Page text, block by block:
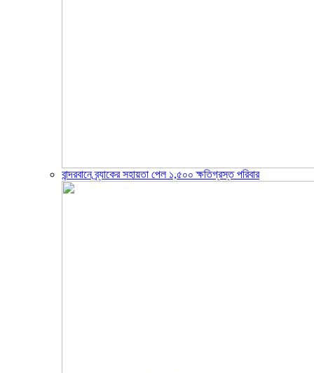
বান্দরবানে ব্র্যাকের সহায়তা পেল ১,৫০০ ক্ষতিগ্রস্ত পরিবার